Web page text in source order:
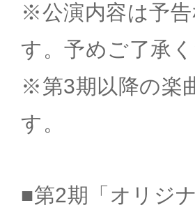
※公演内容は予
す。予めご了承く
※第3期以降の楽
す。
■第2期「オリジ